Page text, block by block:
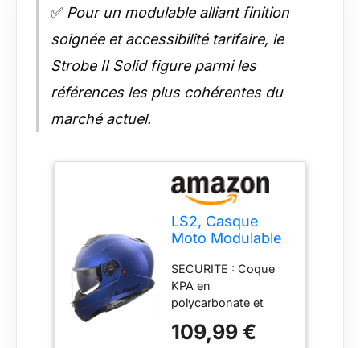
✅ Pour un modulable alliant finition
soignée et accessibilité tarifaire, le
Strobe II Solid figure parmi les
références les plus cohérentes du
marché actuel.
LS2, Casque
Moto Modulable
Matt Navy Blue,
L
SECURITE : Coque
KPA en
polycarbonate et
thermoplastiques
109,99 €